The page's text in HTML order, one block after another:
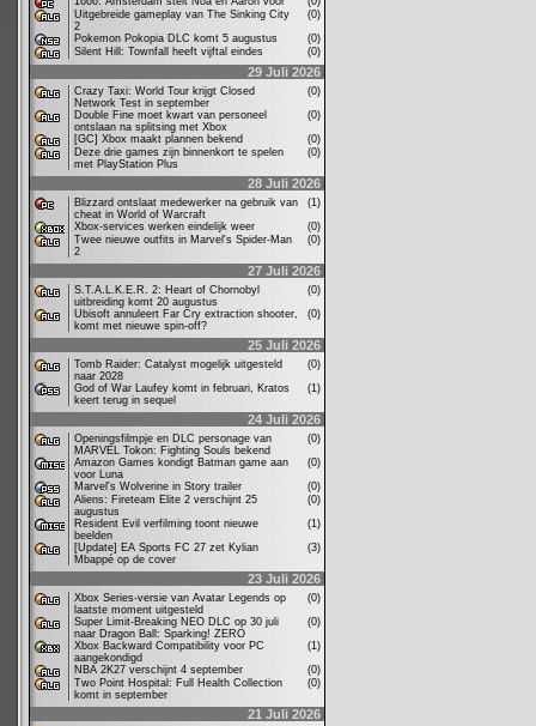
Uitgebreide gameplay van The Sinking City
2
(0)
Pokemon Pokopia DLC komt 5 augustus
(0)
Silent Hill: Townfall heeft vijftal eindes
(0)
29 Juli 2026
Crazy Taxi: World Tour krijgt Closed
Network Test in september
(0)
Double Fine moet kwart van personeel
ontslaan na splitsing met Xbox
(0)
[GC] Xbox maakt plannen bekend
(0)
Deze drie games zijn binnenkort te spelen
met PlayStation Plus
(0)
28 Juli 2026
Blizzard ontslaat medewerker na gebruik van
cheat in World of Warcraft
(1)
Xbox-services werken eindelijk weer
(0)
Twee nieuwe outfits in Marvel's Spider-Man
2
(0)
27 Juli 2026
S.T.A.L.K.E.R. 2: Heart of Chornobyl
uitbreiding komt 20 augustus
(0)
Ubisoft annuleert Far Cry extraction shooter,
komt met nieuwe spin-off?
(0)
25 Juli 2026
Tomb Raider: Catalyst mogelijk uitgesteld
naar 2028
(0)
God of War Laufey komt in februari, Kratos
keert terug in sequel
(1)
24 Juli 2026
Openingsfilmpje en DLC personage van
MARVEL Tokon: Fighting Souls bekend
(0)
Amazon Games kondigt Batman game aan
voor Luna
(0)
Marvel's Wolverine in Story trailer
(0)
Aliens: Fireteam Elite 2 verschijnt 25
augustus
(0)
Resident Evil verfilming toont nieuwe
beelden
(1)
[Update] EA Sports FC 27 zet Kylian
Mbappé op de cover
(3)
23 Juli 2026
Xbox Series-versie van Avatar Legends op
laatste moment uitgesteld
(0)
Super Limit-Breaking NEO DLC op 30 juli
naar Dragon Ball: Sparking! ZERO
(0)
Xbox Backward Compatibility voor PC
aangekondigd
(1)
NBA 2K27 verschijnt 4 september
(0)
Two Point Hospital: Full Health Collection
komt in september
(0)
21 Juli 2026